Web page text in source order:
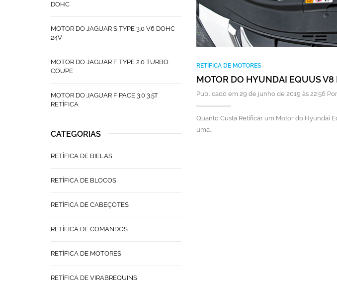
RETÍFICA DE MOTORES
MOTOR DO HYUNDAI EQUUS V8
Publicado em 29 de junho de 2019 às 22:56 Por
Quanto Custa Retificar um Motor do Hyundai
uma…
DOHC
MOTOR DO JAGUAR S TYPE 3.0 V6 DOHC
24V
MOTOR DO JAGUAR F TYPE 2.0 TURBO
COUPE
MOTOR DO JAGUAR F PACE 3.0 3.5T
RETÍFICA
CATEGORIAS
RETÍFICA DE BIELAS
RETÍFICA DE BLOCOS
RETÍFICA DE CABEÇOTES
RETÍFICA DE COMANDOS
RETÍFICA DE MOTORES
RETÍFICA DE VIRABREQUINS